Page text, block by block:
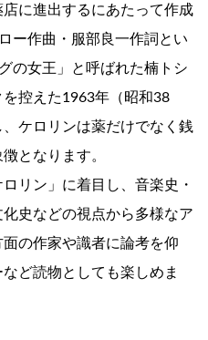
に進出するにあたって作成
ー作曲・服部良一作詞とい
の女王」と呼ばれた楠トシ
控えた1963年（昭和38
ケロリンは薬だけでなく銭
となります。
リン」に着目し、音楽史・
史などの視点から多様なア
の作家や識者に論考を仰
ど読物としても楽しめま